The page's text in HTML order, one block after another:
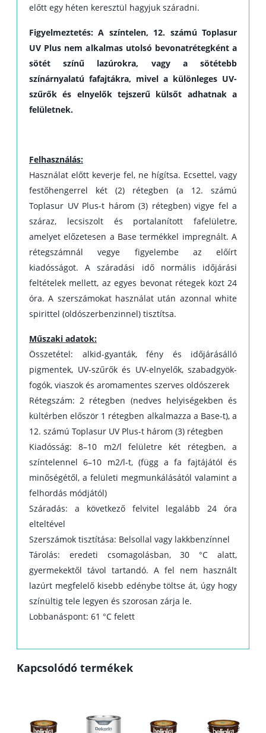
előtt egy héten keresztül hagyjuk száradni.
Figyelmeztetés: A színtelen, 12. számú Toplasur
UV Plus nem alkalmas utolsó bevonatrétegként a
sötét színű lazúrokra, vagy a sötétebb
színárnyalatú fafajtákra, mivel a különleges UV-
szűrők és elnyelők tejszerű külsőt adhatnak a
felületnek.
Felhasználás:
Használat előtt keverje fel, ne hígítsa. Ecsettel, vagy
festőhengerrel két (2) rétegben (a 12. számú
Toplasur UV Plus-t három (3) rétegben) vigye fel a
száraz, lecsiszolt és portalanított fafelületre,
amelyet előzetesen a Base termékkel impregnált. A
rétegszámnál vegye figyelembe az előírt
kiadósságot. A száradási idő normális időjárási
feltételek mellett, az egyes bevonat rétegek közt 24
óra. A szerszámokat használat után azonnal white
spirittel (oldószerbenzinnel) tisztítsa.
Műszaki adatok:
Összetétel: alkid-gyanták, fény és időjárásálló
pigmentek, UV-szűrők és UV-elnyelők, szabadgyök-
fogók, viaszok és aromamentes szerves oldószerek
Rétegszám: 2 rétegben (nedves helyiségekben és
kültérben először 1 rétegben alkalmazza a Base-t), a
12. számú Toplasur UV Plus-t három (3) rétegben
Kiadósság: 8–10 m2/l felületre két rétegben, a
színtelennel 6–10 m2/l-t, (függ a fa fajtájától és
minőségétől, a felületi megmunkálásától valamint a
felhordás módjától)
Száradás: a következő felvitel legalább 24 óra
elteltével
Szerszámok tisztítása: Belsollal vagy lakkbenzínnel
Tárolás: eredeti csomagolásban, 30 °C alatt,
gyermekektől távol tartandó. A fel nem használt
lazúrt megfelelő kisebb edénybe töltse át, úgy hogy
színültig tele legyen és szorosan zárja le.
Lobbanáspont: 61 °C felett
Kapcsolódó termékek